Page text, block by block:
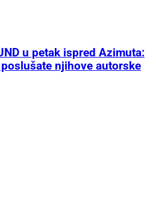
u petak ispred Azimuta:
njihove autorske